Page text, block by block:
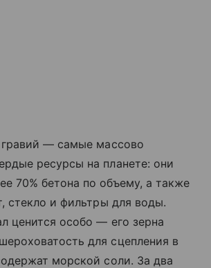
— самые массово
ресурсы на планете: они
70% бетона по объему, а также
стекло и фильтры для воды.
ценится особо — его зерна
для сцепления в
морской соли. За два